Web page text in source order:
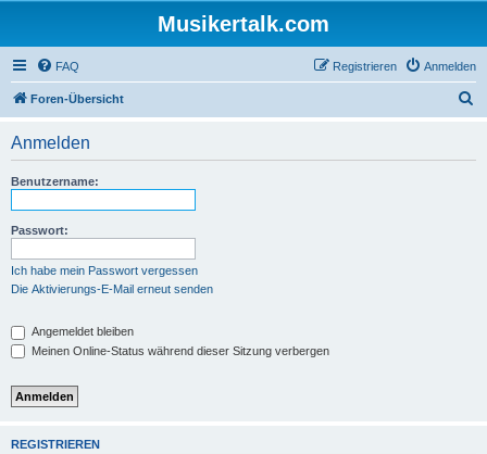
Musikertalk.com
FAQ Anmelden
Registrieren
Foren-Übersicht
Anmelden
Benutzername:
Passwort:
Ich habe mein Passwort vergessen
Die Aktivierungs-E-Mail erneut senden
Angemeldet bleiben
Meinen Online-Status während dieser Sitzung verbergen
REGISTRIEREN